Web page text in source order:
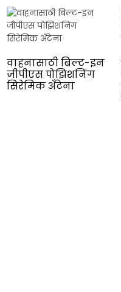
वाहनासाठी बिल्ट-इन
जीपीएस पोझिशनिंग
सिरेमिक अँटेना